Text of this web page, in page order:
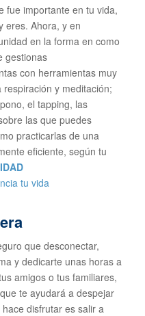
fue importante en tu vida,
eres. Ahora, y en
en la forma en como
gestionas
con herramientas muy
y meditación;
el tapping, las
las que puedes
practicarlas de una
eficiente, según tu
tu vida
que desconectar,
y dedicarte unas horas a
amigos o tus familiares,
te ayudará a despejar
disfrutar es salir a